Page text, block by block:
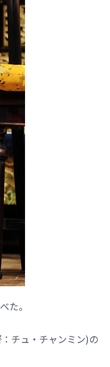
た。
チュ・チャンミン)の